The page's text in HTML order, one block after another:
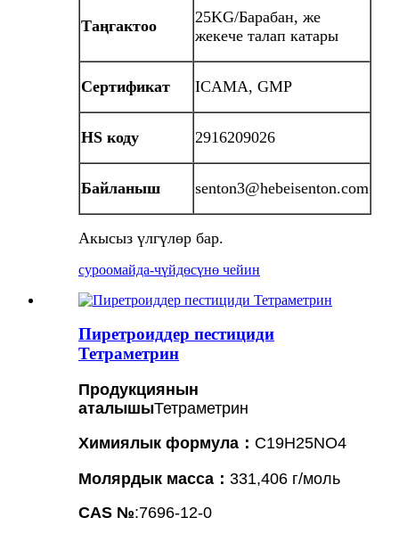
Таңгактоо
25KG/Барабан, же
жекече талап катары
Сертификат ICAMA, GMP
HS коду 2916209026
Байланыш senton3@hebeisenton.com
Акысыз үлгүлөр бар.
суроомайда-чүйдөсүнө чейин
Пиретроиддер пестициди
Тетраметрин
Продукциянын
аталышыТетраметрин
Химиялык формула ： C19H25NO4
Молярдык масса ： 331,406 г/моль
CAS №:7696-12-0